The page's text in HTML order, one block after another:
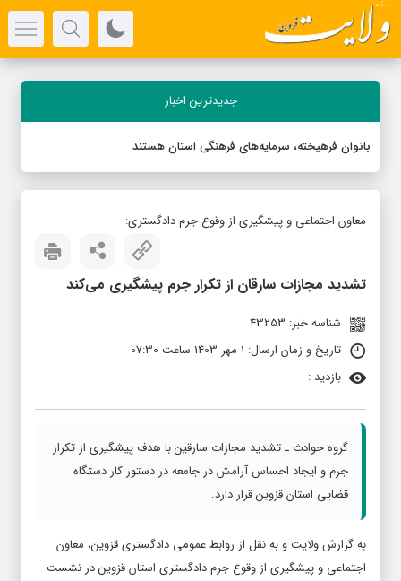
جدیدترین اخبار
بانوان فرهیخته، سرمایه‌های فرهنگی استان هستند
معاون اجتماعی و پیشگیری از وقوع جرم دادگستری:
تشدید مجازات سارقان از تکرار جرم پیشگیری می‌کند
شناسه خبر: 43253
تاریخ و زمان ارسال: 1 مهر 1403 ساعت 07:30
بازدید :
گروه حوادث ـ تشدید مجازات سارقین با هدف پیشگیری از تکرار
جرم و ایجاد احساس آرامش در جامعه در دستور کار دستگاه
قضایی استان قزوین قرار دارد.
به گزارش ولایت و به نقل از روابط عمومی دادگستری قزوین، معاون
اجتماعی و پیشگیری از وقوع جرم دادگستری استان قزوین در نشست